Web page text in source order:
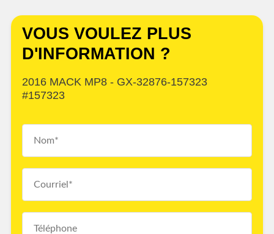
VOUS VOULEZ PLUS
D'INFORMATION ?
2016 MACK MP8 - GX-32876-157323
#157323